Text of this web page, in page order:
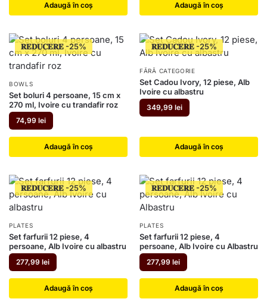
Adaugă în coș Adaugă în coș
𝐑𝐄𝐃𝐔𝐂𝐄𝐑𝐄
BOWLS
Set boluri 4 persoane, 15 cm x
270 ml, Ivoire cu trandafir roz
74,99 lei
Adaugă în coș
𝐑𝐄𝐃𝐔𝐂𝐄𝐑𝐄
FĂRĂ CATEGORIE
Set Cadou Ivory, 12 piese, Alb
Ivoire cu albastru
349,99 lei
Adaugă în coș
𝐑𝐄𝐃𝐔𝐂𝐄𝐑𝐄
PLATES
Set farfurii 12 piese, 4
persoane, Alb Ivoire cu albastru
277,99 lei
Adaugă în coș
𝐑𝐄𝐃𝐔𝐂𝐄𝐑𝐄
PLATES
Set farfurii 12 piese, 4
persoane, Alb Ivoire cu Albastru
277,99 lei
Adaugă în coș